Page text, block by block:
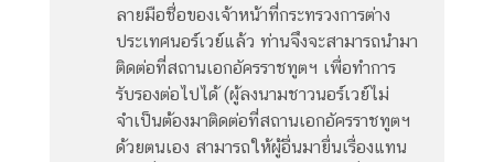
ลายมือชื่อของเจ้าหน้าที่กระทรวงการต่าง
ประเทศนอร์เวย์แล้ว ท่านจึงจะสามารถนำมา
ติดต่อที่สถานเอกอัครราชทูตฯ เพื่อทำการ
รับรองต่อไปได้ (ผู้ลงนามชาวนอร์เวย์ไม่
จำเป็นต้องมาติดต่อที่สถานเอกอัครราชทูตฯ
ด้วยตนเอง สามารถให้ผู้อื่นมายื่นเรื่องแทน